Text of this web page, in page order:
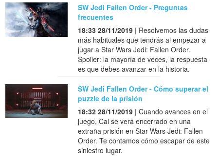
SW Jedi Fallen Order - Preguntas
frecuentes
18:33 28/11/2019 | Resolvemos las dudas
más habituales que tendrás al empezar a
jugar a Star Wars Jedi: Fallen Order.
Spoiler: la mayoría de veces, la respuesta
es que debes avanzar en la historia.
SW Jedi Fallen Order - Cómo superar el
puzzle de la prisión
18:32 28/11/2019 | Cuando avances en el
juego, Cal se verá encerrado en una
extraña prisión en Star Wars Jedi: Fallen
Order. Te contamos cómo escapar de este
siniestro lugar.